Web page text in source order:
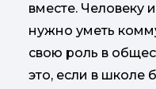
вместе. Человеку
нужно уметь
свою роль в
это, если в школе